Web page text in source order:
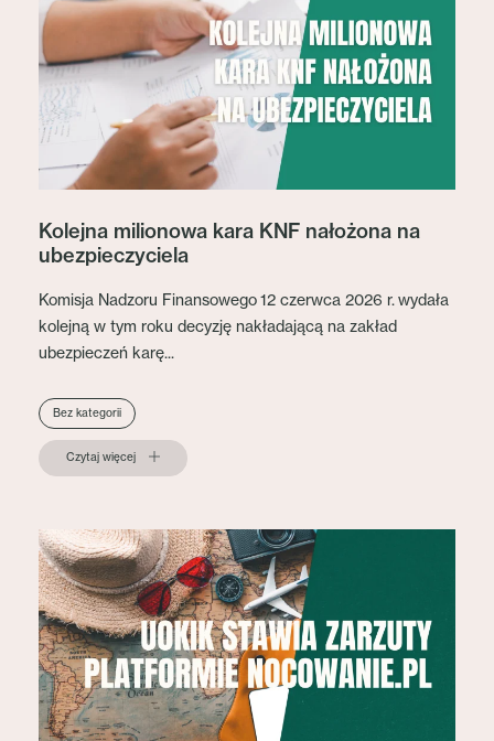
Kolejna milionowa kara KNF nałożona na
ubezpieczyciela
Komisja Nadzoru Finansowego 12 czerwca 2026 r. wydała
kolejną w tym roku decyzję nakładającą na zakład
ubezpieczeń karę...
Bez kategorii
Czytaj więcej